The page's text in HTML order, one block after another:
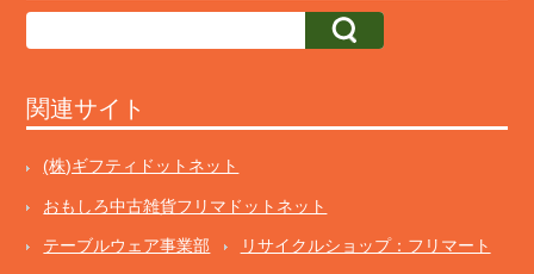
関連サイト
(株)ギフティドットネット
おもしろ中古雑貨フリマドットネット
テーブルウェア事業部 リサイクルショップ：フリマート